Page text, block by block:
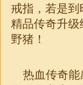
戒指，若是
精品传奇升
野猪！
热血传奇能